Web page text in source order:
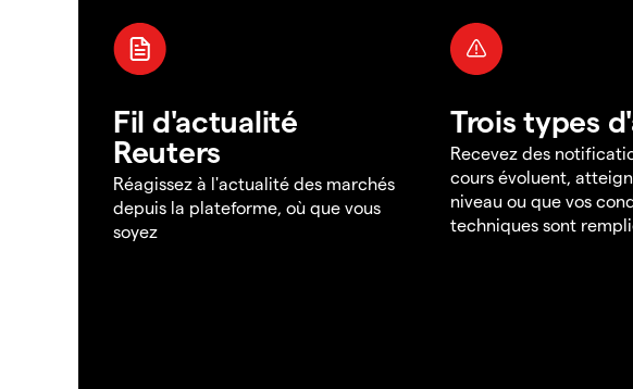
Fil d'actualité
Reuters
Réagissez à l'actualité des marchés
depuis la plateforme, où que vous
soyez
Trois types
Recevez des
cours évoluent,
niveau ou que vos
techniques sont